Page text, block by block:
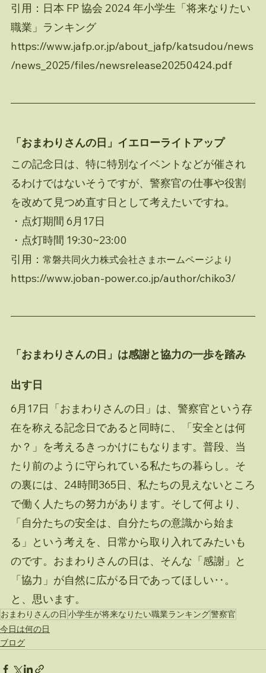
引用：日本 FP 協会 2024 年小学生「将来なりたい
職業」ランキング
https://www.jafp.or.jp/about_jafp/katsudou/news
/news_2025/files/newsrelease20250424.pdf
「おまわりさんの日」イエローライトアップ
この記念日は、特に特別なイベントなどが催され
るわけではないそうですが、警察官の仕事や役割
を改めて見つめ直す日として考えたいですね。
・点灯期間 6月17日
・点灯時間 19:30~23:00
引用： 常磐共同火力株式会社さまホームページより
https://www.joban-power.co.jp/author/chiko3/
「おまわりさんの日」は感謝と協力の一歩を踏み
出す日
6月17日「おまわりさんの日」は、警察官という存
在を称える記念日であると同時に、「安全とは何
か？」を考えるきっかけにもなります。普段、当
たり前のように守られている私たちの暮らし。そ
の裏には、24時間365日、私たちの見えないところ
で働く人たちの努力があります。そして何より、
「自分たちの安全は、自分たちの意識から始ま
る」という考えを、日常から取り入れてみたいも
のです。おまわりさんの日は、そんな「感謝」と
「協力」が自然に広がる日であってほしい‥。
と、思います。
おまわりさんの日 小学生が将来なりたい職業ランキング警察官
今日は何の日
ブログ